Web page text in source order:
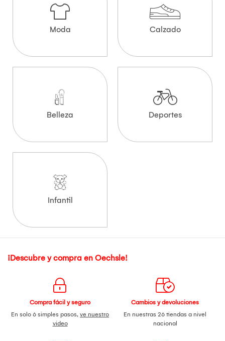
Moda Calzado
Belleza Deportes
Infantil
¡Descubre y compra en Oechsle!
Compra fácil y seguro
En solo 6 simples pasos, ve nuestro
video
Cambios y devoluciones
En nuestras 26 tiendas a nivel
nacional